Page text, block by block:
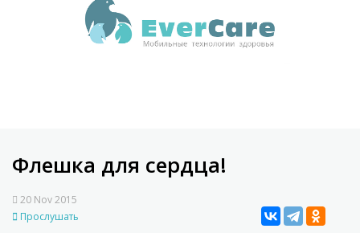
Флешка для сердца!
20 Nov 2015
Прослушать